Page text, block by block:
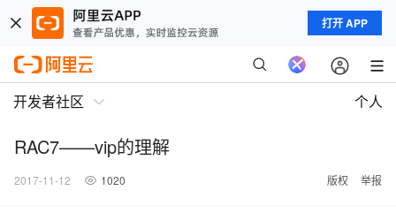
打开 APP
开发者社区 个人
RAC7——vip的理解
2017-11-12 1020 版权 举报